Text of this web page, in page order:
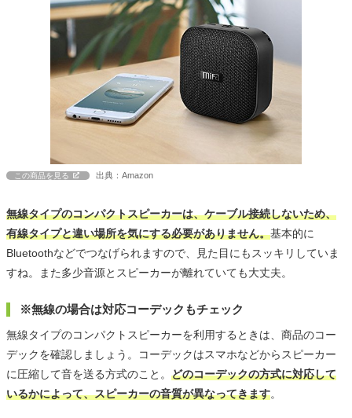
この商品を見る 出典：Amazon
無線タイプのコンパクトスピーカーは、ケーブル接続しないため、
有線タイプと違い場所を気にする必要がありません。基本的に
Bluetoothなどでつなげられますので、見た目にもスッキリしていま
すね。また多少音源とスピーカーが離れていても大丈夫。
※無線の場合は対応コーデックもチェック
無線タイプのコンパクトスピーカーを利用するときは、商品のコー
デックを確認しましょう。コーデックはスマホなどからスピーカー
に圧縮して音を送る方式のこと。 どのコーデックの方式に対応して
いるかによって、スピーカーの音質が異なってきます。